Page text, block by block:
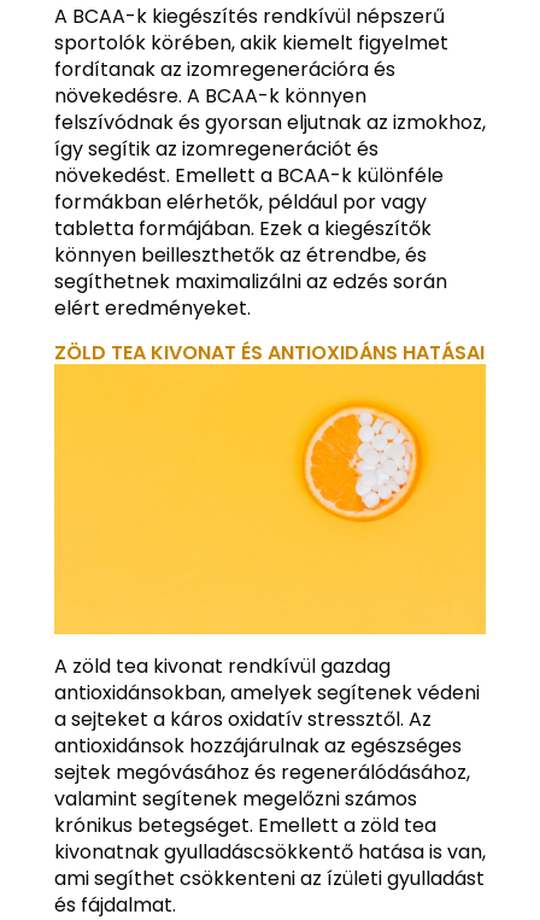
A BCAA-k kiegészítés rendkívül népszerű
sportolók körében, akik kiemelt figyelmet
fordítanak az izomregenerációra és
növekedésre. A BCAA-k könnyen
felszívódnak és gyorsan eljutnak az izmokhoz,
így segítik az izomregenerációt és
növekedést. Emellett a BCAA-k különféle
formákban elérhetők, például por vagy
tabletta formájában. Ezek a kiegészítők
könnyen beilleszthetők az étrendbe, és
segíthetnek maximalizálni az edzés során
elért eredményeket.
ZÖLD TEA KIVONAT ÉS ANTIOXIDÁNS HATÁSAI
A zöld tea kivonat rendkívül gazdag
antioxidánsokban, amelyek segítenek védeni
a sejteket a káros oxidatív stressztől. Az
antioxidánsok hozzájárulnak az egészséges
sejtek megóvásához és regenerálódásához,
valamint segítenek megelőzni számos
krónikus betegséget. Emellett a zöld tea
kivonatnak gyulladáscsökkentő hatása is van,
ami segíthet csökkenteni az ízületi gyulladást
és fájdalmat.